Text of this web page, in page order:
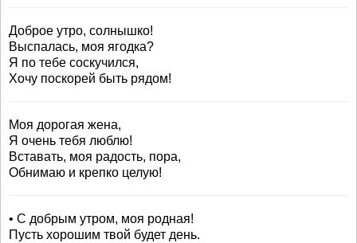
Доброе утро, солнышко!
Выспалась, моя ягодка?
Я по тебе соскучился,
Хочу поскорей быть рядом!
Моя дорогая жена,
Я очень тебя люблю!
Вставать, моя радость, пора,
Обнимаю и крепко целую!
• С добрым утром, моя родная!
Пусть хорошим твой будет день.